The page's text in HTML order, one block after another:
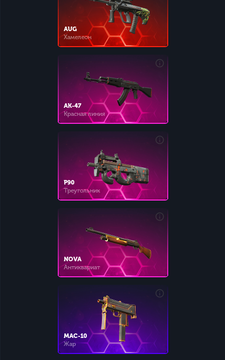
AUG
Хамелеон
AK-47
Красная линия
P90
Треугольник
NOVA
Антиквариат
MAC-10
Жар